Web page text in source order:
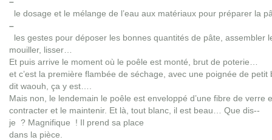
le dosage et le mélange de l’eau aux matériaux pour préparer la
–
les gestes pour déposer les bonnes quantités de pâte, assembler
mouiller, lisser…
Et puis arrive le moment où le poêle est monté, brut de poterie…
et c’est la première flambée de séchage, avec une poignée de
dit waouh, ça y est….
Mais non, le lendemain le poêle est enveloppé d’une fibre de verre
contracter et le maintenir. Et là, tout blanc, il est beau… Que dis-­
je ? Magnifique ! Il prend sa place
dans la pièce.